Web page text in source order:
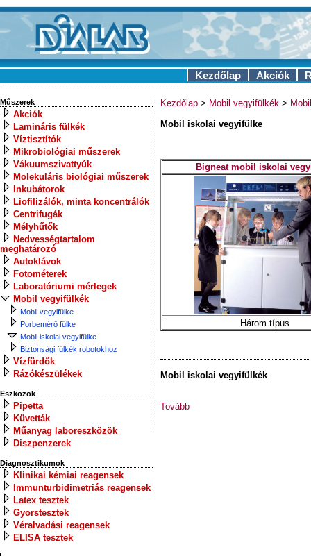
Kezdőlap Akciók
Műszerek
Akciók
Lamináris fülkék
Víztisztítók
Mikrobiológiai műszerek
Vákuumszivattyúk
Molekuláris biológiai műszerek
Inkubátorok
Liofilizálók, minta koncentrálók
Centrifugák
Mélyhűtők
Nedvességtartalom
meghatározó
Autoklávok
Fotométerek
Laboratóriumi mérlegek
Mobil vegyifülkék
Mobil vegyifülke
Porbemérő fülke
Mobil iskolai vegyifülke
Biztonsági fülkék robotokhoz
Vízfürdők
Rázókészülékek
Eszközök
Pipetta
Küvetták
Műanyag laboreszközök
Diszpenzerek
Diagnosztikumok
Klinikai kémiai reagensek
Immunturbidimetriás reagensek
Latex tesztek
Gyorstesztek
Véralvadási reagensek
ELISA tesztek
Kezdőlap > Mobil vegyifülkék >
Mobil iskolai vegyifülke
Bigneat mobil iskolai
Három típus
Mobil iskolai vegyifülkék
Tovább